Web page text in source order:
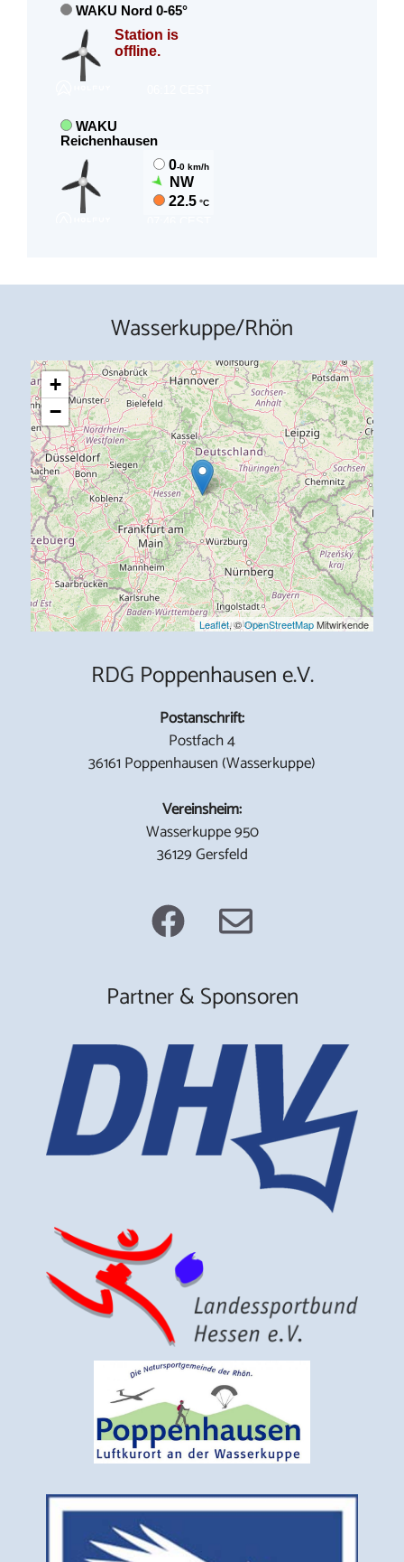
Wasserkuppe/Rhön
+
−
Leaflet, ©OpenStreetMapMitwirkende
RDG Poppenhausen e.V.
Postanschrift:
Postfach 4
36161 Poppenhausen (Wasserkuppe)
Vereinsheim:
Wasserkuppe 950
36129 Gersfeld
Partner & Sponsoren